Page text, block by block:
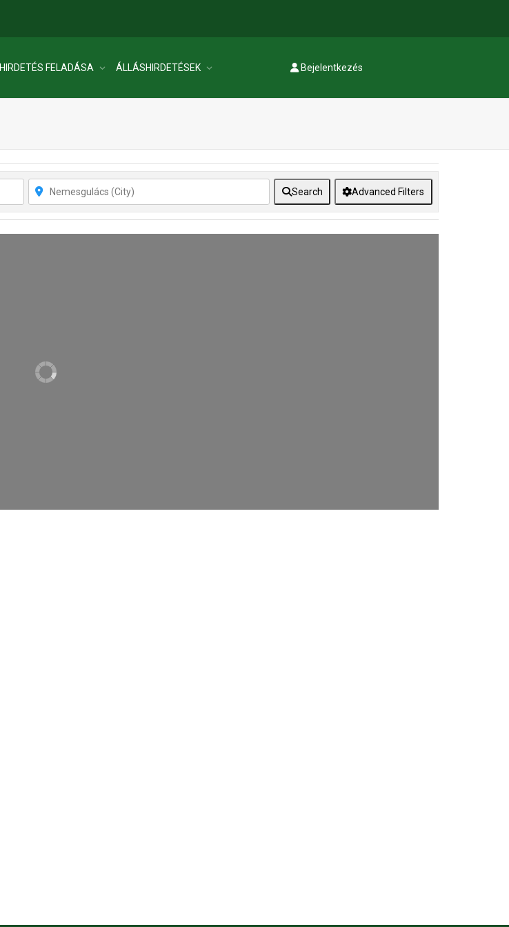
HIRDETÉS FELADÁSA ÁLLÁSHIRDETÉSEK Bejelentkezés
Search Advanced Filters